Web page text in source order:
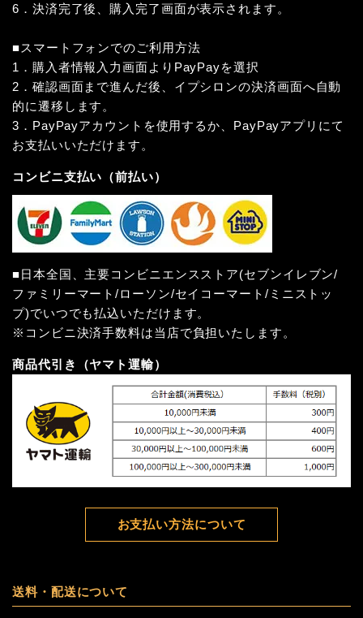
6．決済完了後、購入完了画面が表示されます。
■スマートフォンでのご利用方法
1．購入者情報入力画面よりPayPayを選択
2．確認画面まで進んだ後、イプシロンの決済画面へ自動
的に遷移します。
3．PayPayアカウントを使用するか、PayPayアプリにて
お支払いいただけます。
コンビニ支払い（前払い）
■日本全国、主要コンビニエンスストア(セブンイレブン/
ファミリーマート/ローソン/セイコーマート/ミニストッ
プ)でいつでも払込いただけます。
※コンビニ決済手数料は当店で負担いたします。
商品代引き（ヤマト運輸）
お支払い方法について
送料・配送について